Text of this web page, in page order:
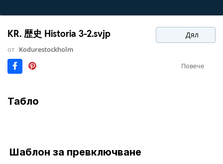
KR. 歴史 Historia 3-2.svjp Дял
от Kodurestockholm
Повече
Табло
Шаблон за превключване